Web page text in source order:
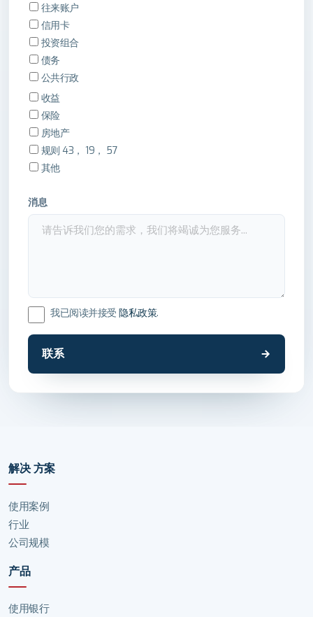
往来账户
信用卡
投资组合
债务
公共行政
收益
保险
房地产
规则 43， 19， 57
其他
消息
我已阅读并接受 隐私政策.
联系
解决 方案
使用案例
行业
公司规模
产品
使用银行